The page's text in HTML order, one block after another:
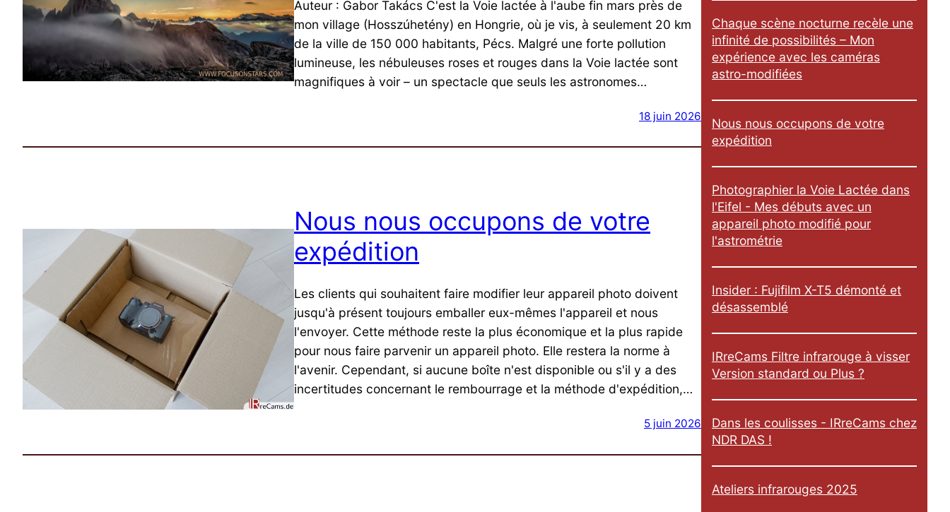
Auteur : Gabor Takács C'est la Voie lactée à l'aube fin mars près de
mon village (Hosszúhetény) en Hongrie, où je vis, à seulement 20 km
de la ville de 150 000 habitants, Pécs. Malgré une forte pollution
lumineuse, les nébuleuses roses et rouges dans la Voie lactée sont
magnifiques à voir – un spectacle que seuls les astronomes…
18 juin 2026
Nous nous occupons de votre
expédition
Les clients qui souhaitent faire modifier leur appareil photo doivent
jusqu'à présent toujours emballer eux-mêmes l'appareil et nous
l'envoyer. Cette méthode reste la plus économique et la plus rapide
pour nous faire parvenir un appareil photo. Elle restera la norme à
l'avenir. Cependant, si aucune boîte n'est disponible ou s'il y a des
incertitudes concernant le rembourrage et la méthode d'expédition,…
5 juin 2026
Chaque scène nocturne recèle une
infinité de possibilités – Mon
expérience avec les caméras
astro-modifiées
Nous nous occupons de votre
expédition
Photographier la Voie Lactée dans
l'Eifel - Mes débuts avec un
appareil photo modifié pour
l'astrométrie
Insider : Fujifilm X-T5 démonté et
désassemblé
IRreCams Filtre infrarouge à visser
Version standard ou Plus ?
Dans les coulisses - IRreCams chez
NDR DAS !
Ateliers infrarouges 2025